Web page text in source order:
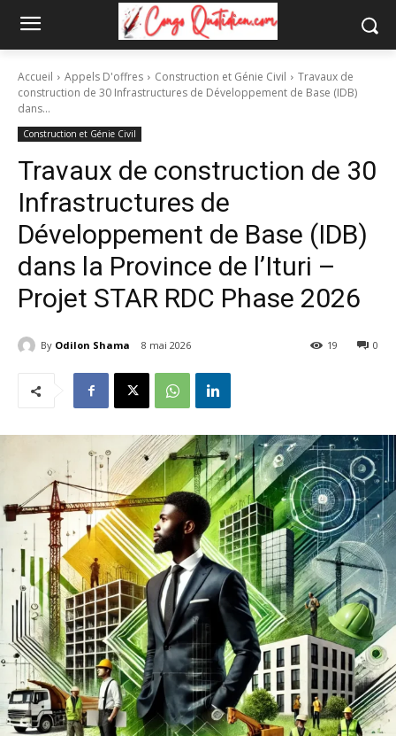
Accueil Appels D'offres Construction et Génie Civil
Travaux de
construction de 30 Infrastructures de Développement de Base (IDB)
dans...
Construction et Génie Civil
Travaux de construction de 30
Infrastructures de
Développement de Base (IDB)
dans la Province de l’Ituri –
Projet STAR RDC Phase 2026
By Odilon Shama 8 mai 2026 0
19